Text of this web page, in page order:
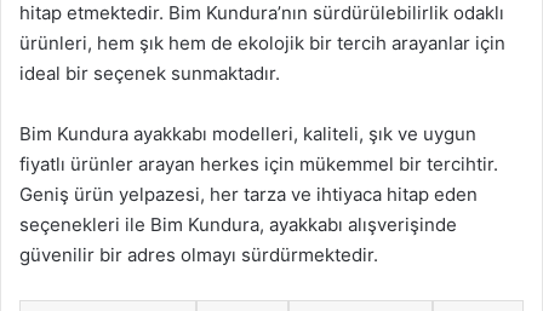
hitap etmektedir. Bim Kundura’nın sürdürülebilirlik odaklı
ürünleri, hem şık hem de ekolojik bir tercih arayanlar için
ideal bir seçenek sunmaktadır.
Bim Kundura ayakkabı modelleri, kaliteli, şık ve uygun
fiyatlı ürünler arayan herkes için mükemmel bir tercihtir.
Geniş ürün yelpazesi, her tarza ve ihtiyaca hitap eden
seçenekleri ile Bim Kundura, ayakkabı alışverişinde
güvenilir bir adres olmayı sürdürmektedir.